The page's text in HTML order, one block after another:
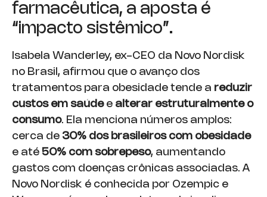
farmacêutica, a aposta é
“impacto sistêmico”.
Isabela Wanderley, ex-CEO da Novo Nordisk
no Brasil, afirmou que o avanço dos
tratamentos para obesidade tende a reduzir
custos em saúdee alterar estruturalmente o
consumo. Ela menciona números amplos:
cerca de 30% dos brasileiros com obesidade
e até 50% com sobrepeso, aumentando
gastos com doenças crônicas associadas. A
Novo Nordisk é conhecida por Ozempic e